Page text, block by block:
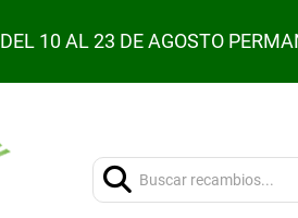
DEL 10 AL 23 DE AGOSTO
Buscar: